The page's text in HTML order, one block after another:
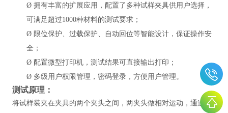
Ø 拥有丰富的扩展应用，配置了多种试样夹具供用户选择，
可满足超过1000种材料的测试要求；
Ø 限位保护、过载保护、自动回位等智能设计，保证操作安
全；
Ø 配置微型打印机，测试结果可直接输出打印；
Ø 多级用户权限管理，密码登录，方便用户管理。
测试原理：
将试样装夹在夹具的两个夹头之间，两夹头做相对运动，通过位